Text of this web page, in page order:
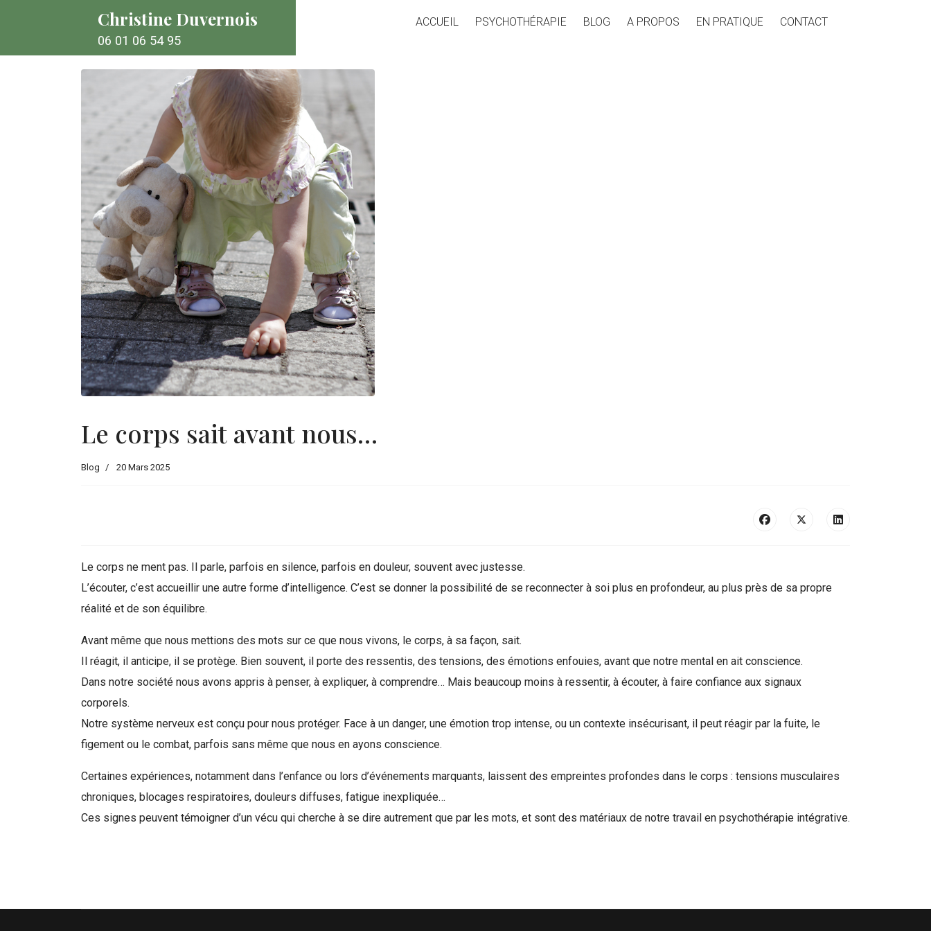
Christine Duvernois
06 01 06 54 95
ACCUEIL PSYCHOTHÉRAPIE BLOG A PROPOS EN PRATIQUE CONTACT
Le corps sait avant nous…
Blog 20 Mars 2025
Le corps ne ment pas. Il parle, parfois en silence, parfois en douleur, souvent avec justesse.
L’écouter, c’est accueillir une autre forme d’intelligence. C’est se donner la possibilité de se reconnecter à soi plus en profondeur, au plus près de sa propre
réalité et de son équilibre.
Avant même que nous mettions des mots sur ce que nous vivons, le corps, à sa façon, sait.
Il réagit, il anticipe, il se protège. Bien souvent, il porte des ressentis, des tensions, des émotions enfouies, avant que notre mental en ait conscience.
Dans notre société nous avons appris à penser, à expliquer, à comprendre… Mais beaucoup moins à ressentir, à écouter, à faire confiance aux signaux
corporels.
Notre système nerveux est conçu pour nous protéger. Face à un danger, une émotion trop intense, ou un contexte insécurisant, il peut réagir par la fuite, le
figement ou le combat, parfois sans même que nous en ayons conscience.
Certaines expériences, notamment dans l’enfance ou lors d’événements marquants, laissent des empreintes profondes dans le corps : tensions musculaires
chroniques, blocages respiratoires, douleurs diffuses, fatigue inexpliquée…
Ces signes peuvent témoigner d’un vécu qui cherche à se dire autrement que par les mots, et sont des matériaux de notre travail en psychothérapie intégrative.